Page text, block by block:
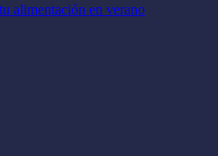
alimentación en verano